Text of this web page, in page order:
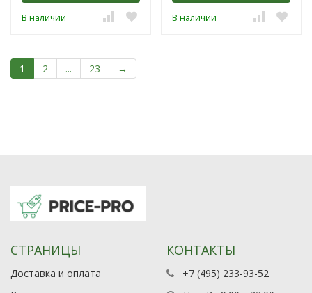
В наличии В наличии
1 2 ... 23 →
СТРАНИЦЫ
Доставка и оплата
КОНТАКТЫ
+7 (495) 233-93-52